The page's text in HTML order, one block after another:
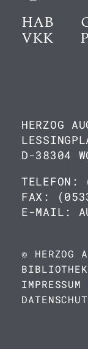
HAB
VKK
HERZOG
D-38304
FAX:
E-MAIL:
© HERZOG
BIBLIOTHEK
IMPRESSUM